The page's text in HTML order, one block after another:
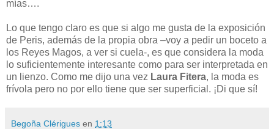
mías….
Lo que tengo claro es que si algo me gusta de la exposición
de Peris, además de la propia obra –voy a pedir un boceto a
los Reyes Magos, a ver si cuela-, es que considera la moda
lo suficientemente interesante como para ser interpretada en
un lienzo. Como me dijo una vez Laura Fitera, la moda es
frívola pero no por ello tiene que ser superficial. ¡Di que sí!
Begoña Clérigues en 1:13